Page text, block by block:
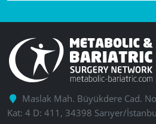
Maslak Mah. Büyükdere Cad.
Kat: 4 D: 411, 34398 Sarıyer/